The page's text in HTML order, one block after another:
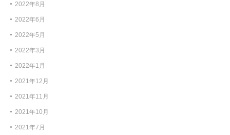
2022年8月
2022年6月
2022年5月
2022年3月
2022年1月
2021年12月
2021年11月
2021年10月
2021年7月